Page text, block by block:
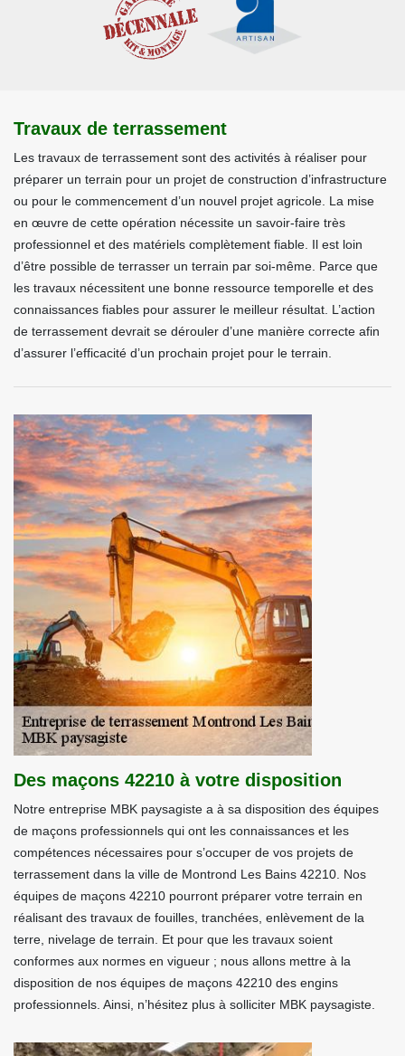
Travaux de terrassement
Les travaux de terrassement sont des activités à réaliser pour
préparer un terrain pour un projet de construction d’infrastructure
ou pour le commencement d’un nouvel projet agricole. La mise
en œuvre de cette opération nécessite un savoir-faire très
professionnel et des matériels complètement fiable. Il est loin
d’être possible de terrasser un terrain par soi-même. Parce que
les travaux nécessitent une bonne ressource temporelle et des
connaissances fiables pour assurer le meilleur résultat. L’action
de terrassement devrait se dérouler d’une manière correcte afin
d’assurer l’efficacité d’un prochain projet pour le terrain.
Des maçons 42210 à votre disposition
Notre entreprise MBK paysagiste a à sa disposition des équipes
de maçons professionnels qui ont les connaissances et les
compétences nécessaires pour s’occuper de vos projets de
terrassement dans la ville de Montrond Les Bains 42210. Nos
équipes de maçons 42210 pourront préparer votre terrain en
réalisant des travaux de fouilles, tranchées, enlèvement de la
terre, nivelage de terrain. Et pour que les travaux soient
conformes aux normes en vigueur ; nous allons mettre à la
disposition de nos équipes de maçons 42210 des engins
professionnels. Ainsi, n’hésitez plus à solliciter MBK paysagiste.